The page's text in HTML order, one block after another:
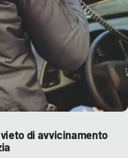
di avvicinamento